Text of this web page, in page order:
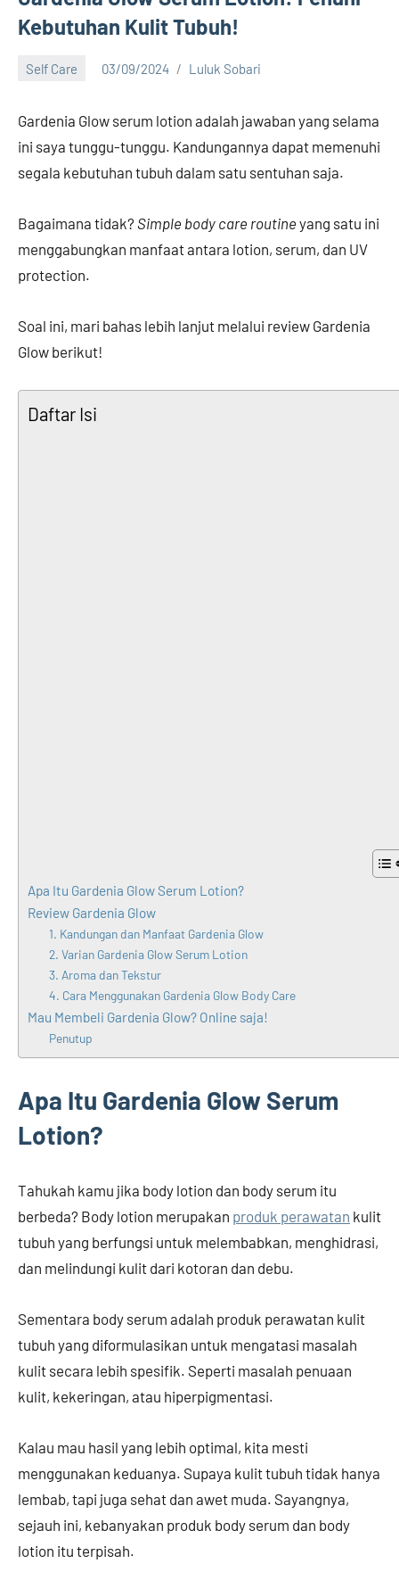
Kebutuhan Kulit Tubuh!
Self Care 03/09/2024 Luluk Sobari
Gardenia Glow serum lotion adalah jawaban yang selama
ini saya tunggu-tunggu. Kandungannya dapat memenuhi
segala kebutuhan tubuh dalam satu sentuhan saja.
Bagaimana tidak? Simple body care routine yang satu ini
menggabungkan manfaat antara lotion, serum, dan UV
protection.
Soal ini, mari bahas lebih lanjut melalui review Gardenia
Glow berikut!
Daftar Isi
Apa Itu Gardenia Glow Serum Lotion?
Review Gardenia Glow
1. Kandungan dan Manfaat Gardenia Glow
2. Varian Gardenia Glow Serum Lotion
3. Aroma dan Tekstur
4. Cara Menggunakan Gardenia Glow Body Care
Mau Membeli Gardenia Glow? Online saja!
Penutup
Apa Itu Gardenia Glow Serum
Lotion?
Tahukah kamu jika body lotion dan body serum itu
berbeda? Body lotion merupakan produk perawatan kulit
tubuh yang berfungsi untuk melembabkan, menghidrasi,
dan melindungi kulit dari kotoran dan debu.
Sementara body serum adalah produk perawatan kulit
tubuh yang diformulasikan untuk mengatasi masalah
kulit secara lebih spesifik. Seperti masalah penuaan
kulit, kekeringan, atau hiperpigmentasi.
Kalau mau hasil yang lebih optimal, kita mesti
menggunakan keduanya. Supaya kulit tubuh tidak hanya
lembab, tapi juga sehat dan awet muda. Sayangnya,
sejauh ini, kebanyakan produk body serum dan body
lotion itu terpisah.